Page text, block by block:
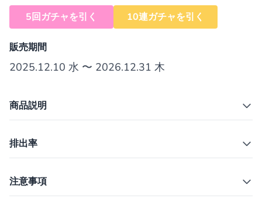
5回ガチャを引く 10連ガチャを引く
販売期間
2025.12.10 水 〜 2026.12.31 木
商品説明
排出率
注意事項